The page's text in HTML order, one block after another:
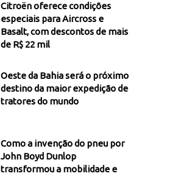
Citroën oferece condições
especiais para Aircross e
Basalt, com descontos de mais
de R$ 22 mil
Oeste da Bahia será o próximo
destino da maior expedição de
tratores do mundo
Como a invenção do pneu por
John Boyd Dunlop
transformou a mobilidade e